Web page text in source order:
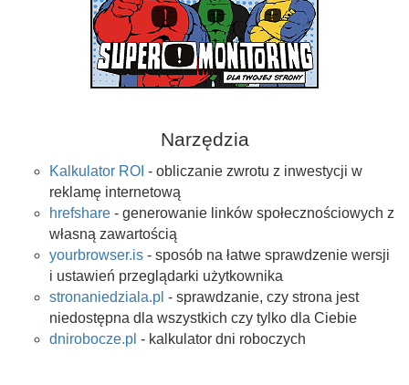
Narzędzia
Kalkulator ROI - obliczanie zwrotu z inwestycji w
reklamę internetową
hrefshare - generowanie linków społecznościowych z
własną zawartością
yourbrowser.is - sposób na łatwe sprawdzenie wersji
i ustawień przeglądarki użytkownika
stronaniedziala.pl - sprawdzanie, czy strona jest
niedostępna dla wszystkich czy tylko dla Ciebie
dnirobocze.pl - kalkulator dni roboczych